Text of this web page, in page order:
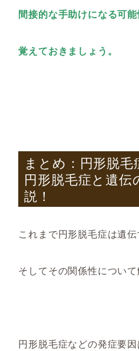
間接的な手助けになる可
覚えておきましょう。
まとめ：円形脱毛
円形脱毛症と遺伝
説！
これまで円形脱毛症は遺伝
そしてその関係性について
円形脱毛症などの発症要因